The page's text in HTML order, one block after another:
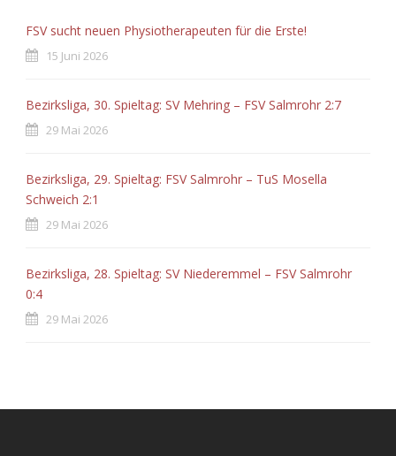
FSV sucht neuen Physiotherapeuten für die Erste!
15 Juni 2026
Bezirksliga, 30. Spieltag: SV Mehring – FSV Salmrohr 2:7
29 Mai 2026
Bezirksliga, 29. Spieltag: FSV Salmrohr – TuS Mosella
Schweich 2:1
29 Mai 2026
Bezirksliga, 28. Spieltag: SV Niederemmel – FSV Salmrohr
0:4
29 Mai 2026